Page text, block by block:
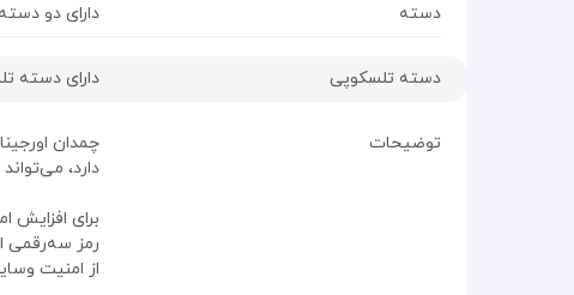
دسته دارای دو
دسته تلسکوپی دارای دسته
توضیحات
دارد،
رمز سه‌رقمی
از امنیت